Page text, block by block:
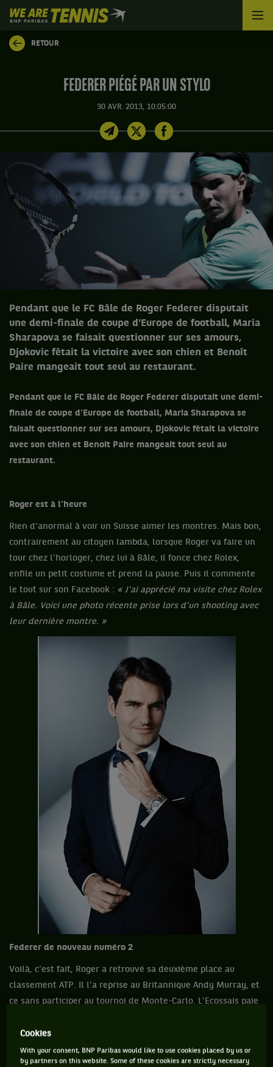
We
are
Tennis
by
RETOUR
FEDERER PIÉGÉ PAR UN STYLO
30 AVR. 2013, 10:05:00
Pendant que le FC Bâle de Roger Federer disputait
une demi-finale de coupe d'Europe de football, Maria
Sharapova se faisait questionner sur ses amours,
Djokovic fêtait la victoire avec son chien et Benoît
Paire mangeait tout seul au restaurant.
Pendant que le FC Bâle de Roger Federer disputait une demi-
finale de coupe d'Europe de football, Maria Sharapova se
faisait questionner sur ses amours, Djokovic fêtait la victoire
avec son chien et Benoît Paire mangeait tout seul au
restaurant.
Roger est à l'heure
Rien d'anormal à voir un Suisse aimer les montres. Mais bon,
contrairement au citoyen lambda, lorsque Roger va faire un
tour chez l’horloger, chez lui à Bâle, il fonce chez Rolex,
enfile un petit costume et prend la pause. Puis il commente
le tout sur son Facebook : « J'ai apprécié ma visite chez Rolex
à Bâle. Voici une photo récente prise lors d'un shooting avec
leur dernière montre. »
Federer de nouveau numéro 2
Voilà, c'est fait, Roger a retrouvé sa deuxième place au
classement ATP. Il l’a reprise au Britannique Andy Murray, et
ce sans participer au tournoi de Monte-Carlo. L'Ecossais paie
pote de Roger. Comme quoi.
Cookies
With your consent, BNP Paribas would like to use cookies placed by us or
by partners on this website. Some of these cookies are strictly necessary